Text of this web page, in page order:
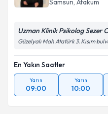
Samsun, Atakum
Uzman Klinik Psikolog Sezer
Güzelyalı Mah Atatürk 3. Kısım
En Yakın Saatler
Yarın
09:00
Yarın
10:00